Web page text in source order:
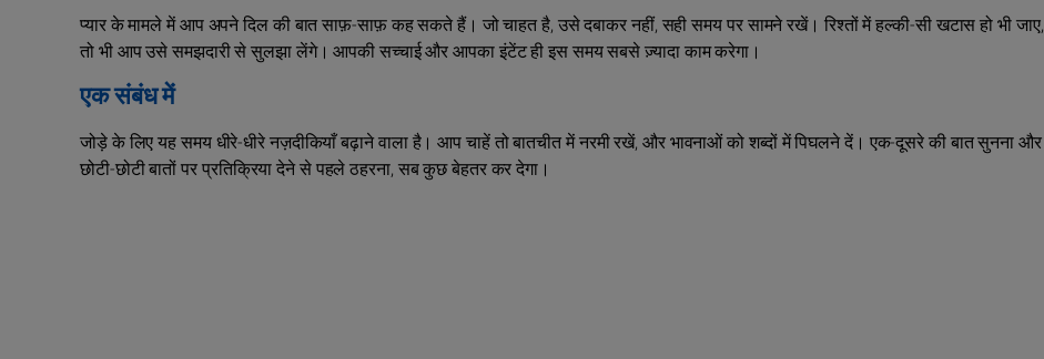
प्यार के मामले में आप अपने दिल की बात साफ़-साफ़ कह सकते हैं। जो चाहत है, उसे दबाकर नहीं, सही समय पर सामने रखें। रिश्तों में हल्की-सी खटास हो भी जाए,
तो भी आप उसे समझदारी से सुलझा लेंगे। आपकी सच्चाई और आपका इंटेंट ही इस समय सबसे ज़्यादा काम करेगा।
एक संबंध में
जोड़े के लिए यह समय धीरे-धीरे नज़दीकियाँ बढ़ाने वाला है। आप चाहें तो बातचीत में नरमी रखें, और भावनाओं को शब्दों में पिघलने दें। एक-दूसरे की बात सुनना और
छोटी-छोटी बातों पर प्रतिक्रिया देने से पहले ठहरना, सब कुछ बेहतर कर देगा।